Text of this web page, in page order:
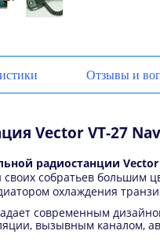
Отзывы и
Vector VT-27
радиостанции Vector
своих собратьев большим
охлаждения
современным
вызывным каналом,